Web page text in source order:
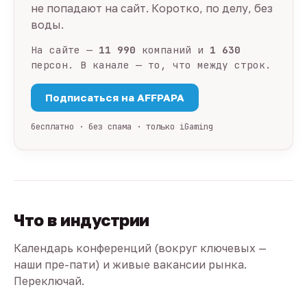
не попадают на сайт. Коротко, по делу, без
воды.
На сайте — 11 990 компаний и 1 630
персон. В канале — то, что между строк.
Подписаться на AFFPAPA
бесплатно · без спама · только iGaming
Что в индустрии
Календарь конференций (вокруг ключевых —
наши пре-пати) и живые вакансии рынка.
Переключай.